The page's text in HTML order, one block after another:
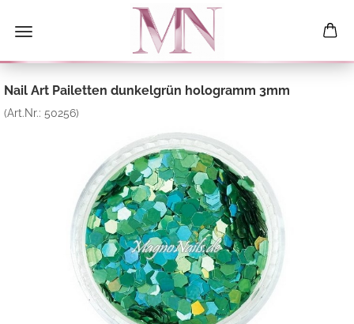
Nail Art Pailetten dunkelgrün hologramm 3mm
(Art.Nr.: 50256)